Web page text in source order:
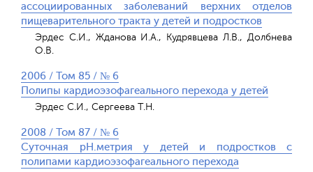
ассоциированных заболеваний верхних отделов
пищеварительного тракта у детей и подростков
Эрдес С.И., Жданова И.А., Кудрявцева Л.В., Долбнева
О.В.
2006 / Том 85 / № 6
Полипы кардиоэзофагеального перехода у детей
Эрдес С.И., Сергеева Т.Н.
2008 / Том 87 / № 6
Суточная рН.метрия у детей и подростков с
полипами кардиоэзофагеального перехода